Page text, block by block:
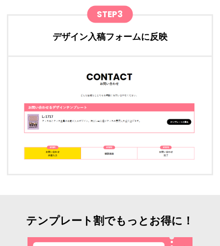
STEP3
デザイン入稿フォームに反映
テンプレート割でもっとお得に！